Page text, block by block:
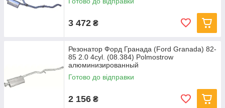
3 472 ₴
Резонатор Форд Гранада (Ford Granada) 82-
85 2.0 4cyl. (08.384) Polmostrow
алюминизированный
Готово до відправки
2 156 ₴